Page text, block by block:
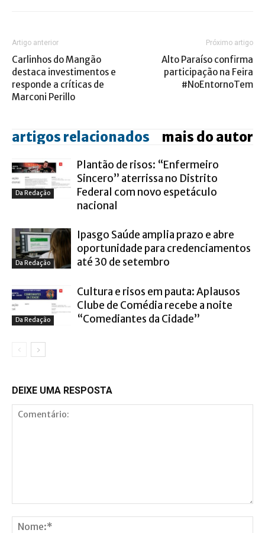
Artigo anterior
Carlinhos do Mangão
destaca investimentos e
responde a críticas de
Marconi Perillo
Próximo artigo
Alto Paraíso confirma
participação na Feira
#NoEntornoTem
artigos relacionados mais do autor
Da Redação
Plantão de risos: “Enfermeiro
Sincero” aterrissa no Distrito
Federal com novo espetáculo
nacional
Da Redação
Ipasgo Saúde amplia prazo e abre
oportunidade para credenciamentos
até 30 de setembro
Da Redação
Cultura e risos em pauta: Aplausos
Clube de Comédia recebe a noite
“Comediantes da Cidade”
DEIXE UMA RESPOSTA